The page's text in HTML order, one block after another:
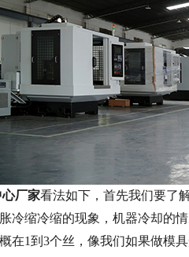
厂家看法如下， 首先我们要了
冷缩冷缩的现象，机器冷却的
在1到3个丝，像我们如果做模